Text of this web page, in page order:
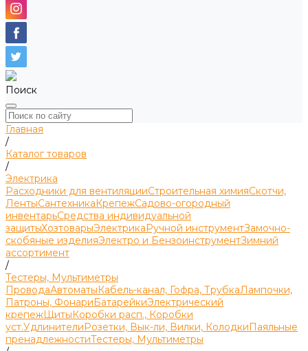
Поиск
Главная
/
Каталог товаров
/
Электрика
Расходники для вентиляцииСтроительная химияСкотчи,
ЛентыСантехникаКрепежСадово-огородный
инвентарьСредства индивидуальной
защитыХозтоварыЭлектрикаРучной инструментЗамочно-
скобяные изделияЭлектро и БензоинструментЗимний
ассортимент
/
Тестеры, Мультиметры
ПроводаАвтоматыКабель-канал, Гофра, ТрубкаЛампочки,
Патроны, ФонариБатарейкиЭлектрический
крепежЩитыКоробки расп., Коробки
уст.УдлинителиРозетки, Вык-ли, Вилки, КолодкиПаяльные
пренадлежностиТестеры, Мультиметры